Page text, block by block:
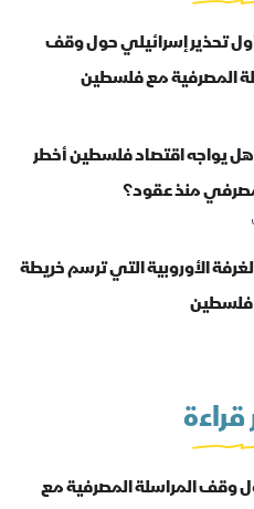
تحذير إسرائيلي حول وقف
المصرفية مع فلسطين
هل يواجه اقتصاد فلسطين أخطر
مصرفي منذ عقود؟
الأوروبية التي ترسم خريطة
فلسطين
قراءة
وقف المراسلة المصرفية مع